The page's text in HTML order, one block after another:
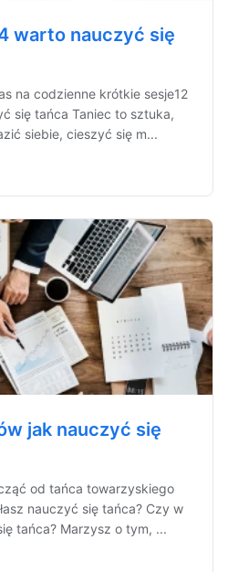
warto nauczyć się
na codzienne krótkie sesje12
się tańca Taniec to sztuka,
siebie, cieszyć się m...
jak nauczyć się
od tańca towarzyskiego
nauczyć się tańca? Czy w
tańca? Marzysz o tym, ...